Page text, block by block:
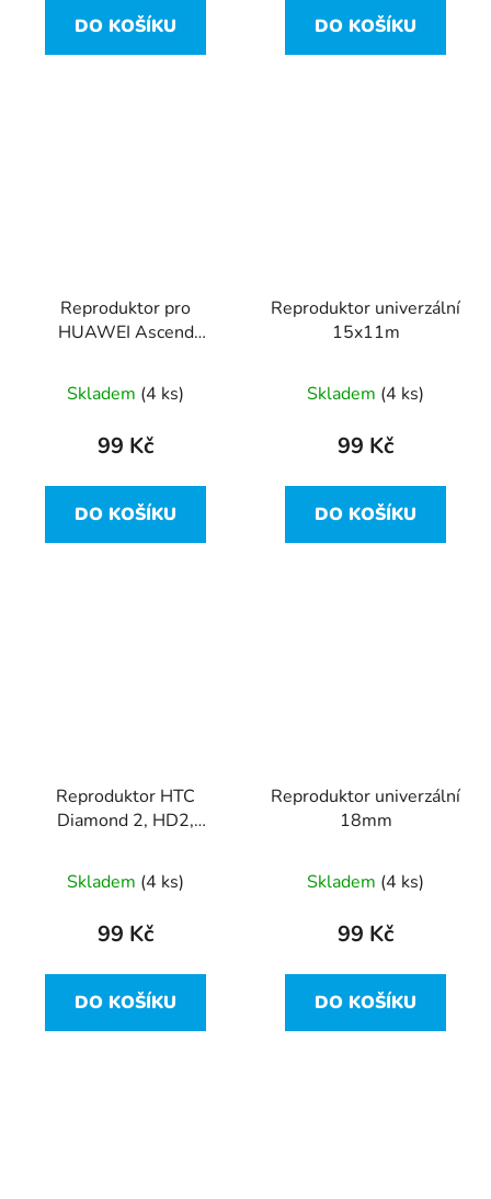
DO KOŠÍKU DO KOŠÍKU
Reproduktor pro
HUAWEI Ascend
Skladem (4 ks)
99 Kč
DO KOŠÍKU
Reproduktor univerzální
15x11m
Skladem (4 ks)
99 Kč
DO KOŠÍKU
Reproduktor HTC
Diamond 2, HD2,
Skladem (4 ks)
99 Kč
DO KOŠÍKU
Reproduktor univerzální
18mm
Skladem (4 ks)
99 Kč
DO KOŠÍKU